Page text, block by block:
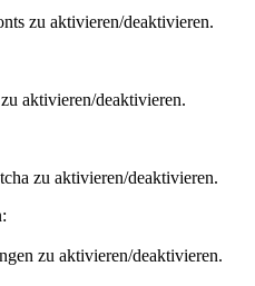
zu aktivieren/deaktivieren.
aktivieren/deaktivieren.
zu aktivieren/deaktivieren.
zu aktivieren/deaktivieren.